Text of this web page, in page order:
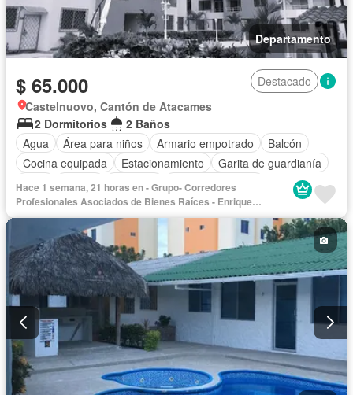
Departamento
$ 65.000
Destacado
Castelnuovo, Cantón de Atacames
2 Dormitorios
2 Baños
Agua
Área para niños Armario empotrado
Balcón
Cocina equipada
Estacionamiento
Garita de guardianía
Patio
Piscina Conserje
Vista panorámica
Completamente amoblado
Hace 1 semana, 21 horas en - Grupo- Corredores
Profesionales Asociados de Bienes Raíces - Enrique
Cisneros